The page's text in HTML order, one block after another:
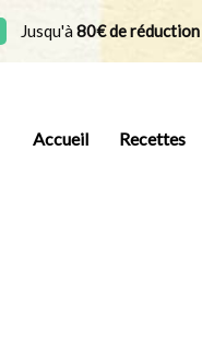
Jusqu'à80€ de réduction
Accueil Recettes